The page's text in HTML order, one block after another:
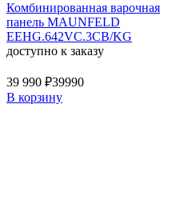
Комбинированная варочная
панель MAUNFELD
EEHG.642VC.3CB/KG
доступно к заказу
39 990 ₽39990
В корзину